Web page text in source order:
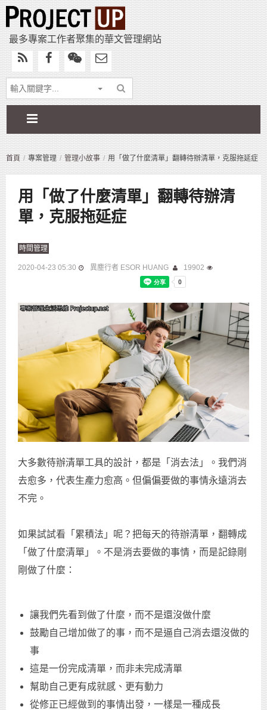
最多專案工作者聚集的華文管理網站
首頁 專案管理 管理小故事 用「做了什麼清單」翻轉待辦清單，克服拖延症
用「做了什麼清單」翻轉待辦清
單，克服拖延症
時間管理
2020-04-23 05:30 異塵行者 ESOR HUANG 19902
大多數待辦清單工具的設計，都是「消去法」。我們消
去愈多，代表生產力愈高。但偏偏要做的事情永遠消去
不完。
如果試試看「累積法」呢？把每天的待辦清單，翻轉成
「做了什麼清單」。不是消去要做的事情，而是記錄剛
剛做了什麼：
讓我們先看到做了什麼，而不是還沒做什麼
鼓勵自己增加做了的事，而不是逼自己消去還沒做的
事
這是一份完成清單，而非未完成清單
幫助自己更有成就感、更有動力
從修正已經做到的事情出發，一樣是一種成長